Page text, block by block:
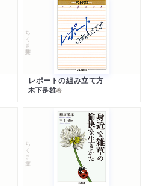
ちくま学芸文庫
レポートの組み立て方
木下是雄著
ちくま文庫